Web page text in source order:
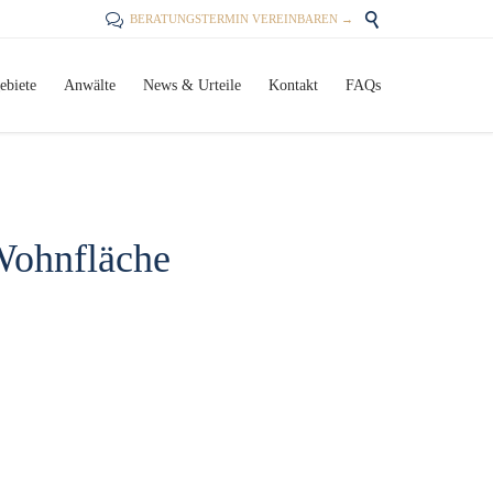
 BERATUNGSTERMIN VEREINBAREN → 
Anwälte News & Urteile Kontakt FAQs